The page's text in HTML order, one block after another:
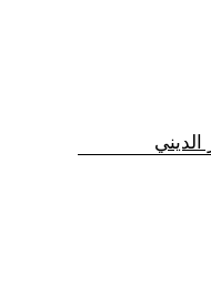
الديني